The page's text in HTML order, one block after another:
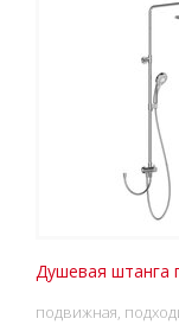
Душевая штанга
подвижная,